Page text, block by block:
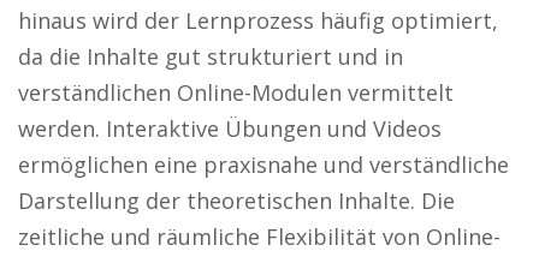
hinaus wird der Lernprozess häufig optimiert,
da die Inhalte gut strukturiert und in
verständlichen Online-Modulen vermittelt
werden. Interaktive Übungen und Videos
ermöglichen eine praxisnahe und verständliche
Darstellung der theoretischen Inhalte. Die
zeitliche und räumliche Flexibilität von Online-